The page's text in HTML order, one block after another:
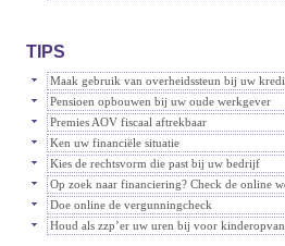
TIPS
Maak gebruik van overheidssteun bij uw
Pensioen opbouwen bij uw oude werkgever
Premies AOV fiscaal aftrekbaar
Ken uw financiële situatie
Kies de rechtsvorm die past bij uw bedrijf
Op zoek naar financiering? Check de online
Doe online de vergunningcheck
Houd als zzp’er uw uren bij voor